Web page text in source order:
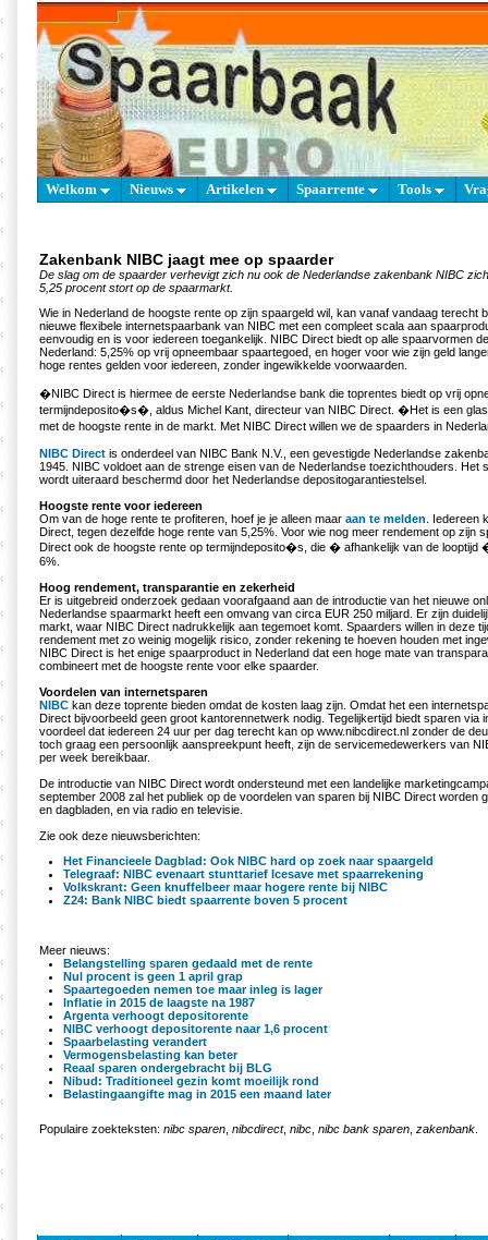
Welkom Nieuws Artikelen Spaarrente Tools
Zakenbank NIBC jaagt mee op spaarder
De slag om de spaarder verhevigt zich nu ook de Nederlandse zakenbank NIBC
5,25 procent stort op de spaarmarkt.
Wie in Nederland de hoogste rente op zijn spaargeld wil, kan vanaf vandaag terecht
nieuwe flexibele internetspaarbank van NIBC met een compleet scala aan
eenvoudig en is voor iedereen toegankelijk. NIBC Direct biedt op alle spaarvormen
Nederland: 5,25% op vrij opneembaar spaartegoed, en hoger voor wie zijn geld
hoge rentes gelden voor iedereen, zonder ingewikkelde voorwaarden.
�NIBC Direct is hiermee de eerste Nederlandse bank die toprentes biedt op vrij
termijndeposito�s�, aldus Michel Kant, directeur van NIBC Direct. �Het is een
met de hoogste rente in de markt. Met NIBC Direct willen we de spaarders in
NIBC Direct is onderdeel van NIBC Bank N.V., een gevestigde Nederlandse
1945. NIBC voldoet aan de strenge eisen van de Nederlandse toezichthouders. Het
wordt uiteraard beschermd door het Nederlandse depositogarantiestelsel.
Hoogste rente voor iedereen
Om van de hoge rente te profiteren, hoef je je alleen maar aan te melden . Iedereen
Direct, tegen dezelfde hoge rente van 5,25%. Voor wie nog meer rendement op zijn
Direct ook de hoogste rente op termijndeposito�s, die � afhankelijk van de looptijd
6%.
Hoog rendement, transparantie en zekerheid
Er is uitgebreid onderzoek gedaan voorafgaand aan de introductie van het nieuwe
Nederlandse spaarmarkt heeft een omvang van circa EUR 250 miljard. Er zijn
markt, waar NIBC Direct nadrukkelijk aan tegemoet komt. Spaarders willen in deze
rendement met zo weinig mogelijk risico, zonder rekening te hoeven houden met
NIBC Direct is het enige spaarproduct in Nederland dat een hoge mate van
combineert met de hoogste rente voor elke spaarder.
Voordelen van internetsparen
NIBC kan deze toprente bieden omdat de kosten laag zijn. Omdat het een
Direct bijvoorbeeld geen groot kantorennetwerk nodig. Tegelijkertijd biedt sparen via
voordeel dat iedereen 24 uur per dag terecht kan op www.nibcdirect.nl zonder de
toch graag een persoonlijk aanspreekpunt heeft, zijn de servicemedewerkers van
per week bereikbaar.
De introductie van NIBC Direct wordt ondersteund met een landelijke
september 2008 zal het publiek op de voordelen van sparen bij NIBC Direct worden
en dagbladen, en via radio en televisie.
Zie ook deze nieuwsberichten:
Het Financieele Dagblad: Ook NIBC hard op zoek naar spaargeld
Telegraaf: NIBC evenaart stunttarief Icesave met spaarrekening
Volkskrant: Geen knuffelbeer maar hogere rente bij NIBC
Z24: Bank NIBC biedt spaarrente boven 5 procent
Meer nieuws:
Belangstelling sparen gedaald met de rente
Nul procent is geen 1 april grap
Spaartegoeden nemen toe maar inleg is lager
Inflatie in 2015 de laagste na 1987
Argenta verhoogt depositorente
NIBC verhoogt depositorente naar 1,6 procent
Spaarbelasting verandert
Vermogensbelasting kan beter
Reaal sparen ondergebracht bij BLG
Nibud: Traditioneel gezin komt moeilijk rond
Belastingaangifte mag in 2015 een maand later
Populaire zoekteksten: nibc sparen nibcdirect, nibc nibc bank sparen zakenbank